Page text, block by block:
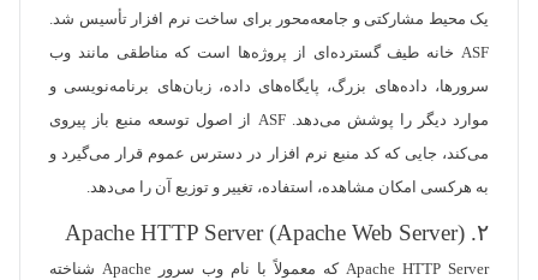
یک محیط مشارکتی و جامعه‌محور برای ساخت نرم افزار تأسیس شد.
ASF خانه طیف گسترده‌ای از پروژه‌ها است که مناطقی مانند وب
سرورها، داده‌های بزرگ، پایگاه‌های داده، زبان‌های برنامه‌نویسی و
موارد دیگر را پوشش می‌دهد. ASF از اصول توسعه منبع باز پیروی
می‌کند، جایی که کد منبع نرم افزار در دسترس عموم قرار می‌گیرد و
به هرکسی امکان مشاهده، استفاده، تغییر و توزیع آن را می‌دهد.
٢. Apache HTTP Server (Apache Web Server)
Apache HTTP Server که معمولاً با نام وب سرور Apache شناخته